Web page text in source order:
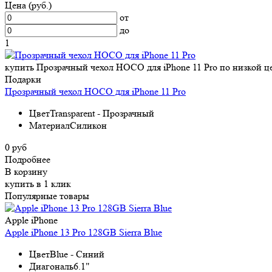
Цена (руб.)
от
до
1
купить Прозрачный чехол HOCO для iPhone 11 Pro по низкой
Подарки
Прозрачный чехол HOCO для iPhone 11 Pro
ЦветTransparent - Прозрачный
МатериалСиликон
0 руб
Подробнее
В корзину
купить в 1 клик
Популярные товары
Apple iPhone
Apple iPhone 13 Pro 128GB Sierra Blue
ЦветBlue - Синий
Диагональ6.1"